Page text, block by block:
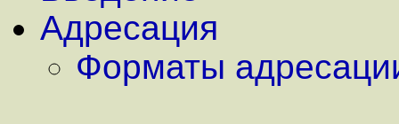
Адресация
Форматы